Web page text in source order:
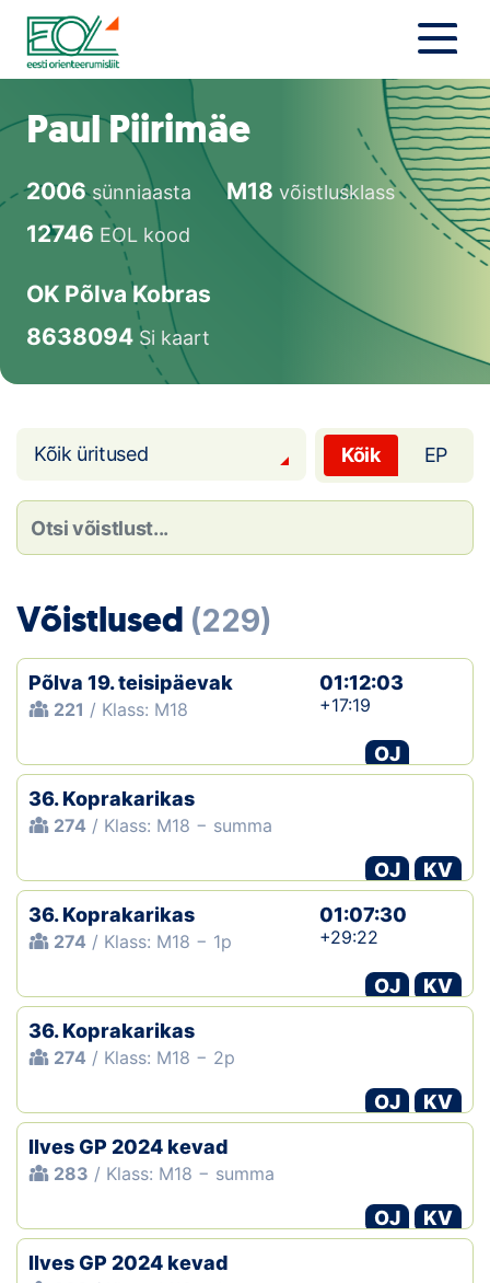
Liigu
sisu
juurde
Estonian Orienteering Federation
Uudised
Orienteerujale
Eesti Orienteerumine 100!
Toetamine
Telli litsents!
Noored
Kaardid
Koondised
Tulemused
Klubid
Suletud maastikud
Püsirajad
Ajalugu
Koolitused
Paul Piirimäe
2006sünniaasta M18 võistlusklass
12746 EOL kood
OK Põlva Kobras
8638094 Si kaart
Kõik üritused Kõik EP
Võistlused (229)
Põlva 19. teisipäevak
221 / Klass: M18
01:12:03
+17:19
OJ
36. Koprakarikas
274 / Klass: M18 − summa
OJ
KV
36. Koprakarikas
274 / Klass: M18 − 1p
01:07:30
+29:22
OJ
KV
36. Koprakarikas
274 / Klass: M18 − 2p
OJ
KV
Ilves GP 2024 kevad
283 / Klass: M18 − summa
OJ
KV
Ilves GP 2024 kevad